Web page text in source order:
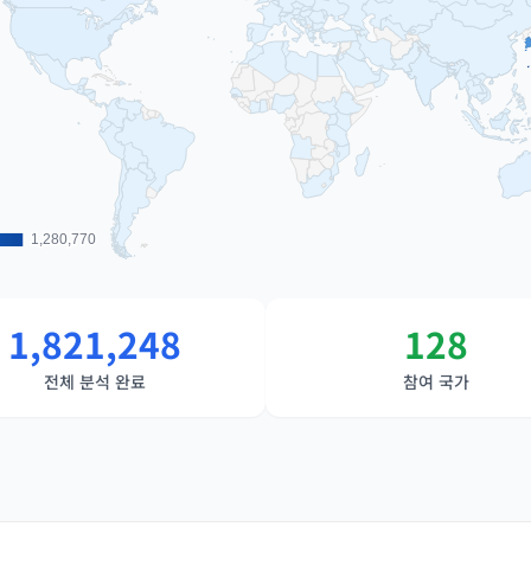
1,280,770
1,280,770
1,821,248
전체 분석 완료
128
참여 국가